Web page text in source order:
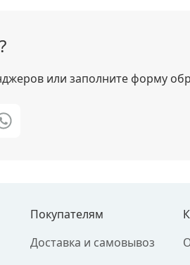
или заполните форму
Покупателям
Доставка и самовывоз